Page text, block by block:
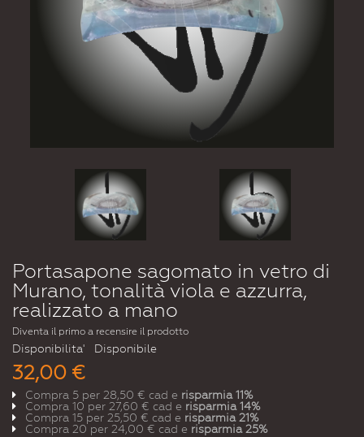
Portasapone sagomato in vetro di
Murano, tonalità viola e azzurra,
realizzato a mano
Diventa il primo a recensire il prodotto
Disponibilita' Disponibile
32,00 €
Compra 5 per 28,50 € cad e risparmia11%
Compra 10 per 27,60 € cad e risparmia14%
Compra 15 per 25,50 € cad e risparmia21%
Compra 20 per 24,00 € cad e risparmia25%